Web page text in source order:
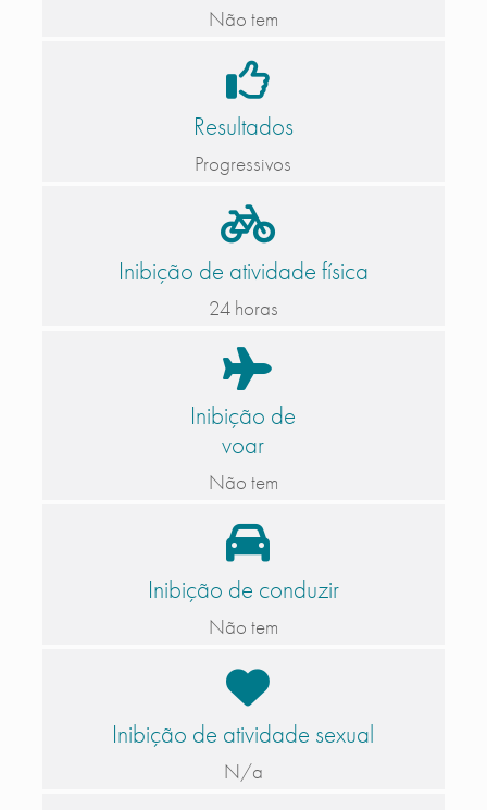
Não tem
Resultados
Progressivos
Inibição de atividade física
24 horas
Inibição de
voar
Não tem
Inibição de conduzir
Não tem
Inibição de atividade sexual
N/a